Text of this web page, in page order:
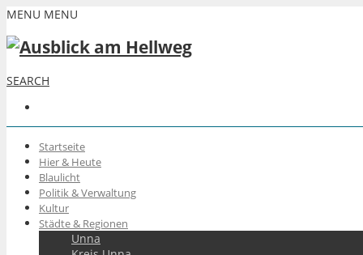
MENU MENU
SEARCH
Startseite
Hier & Heute
Blaulicht
Politik & Verwaltung
Kultur
Städte & Regionen
Unna